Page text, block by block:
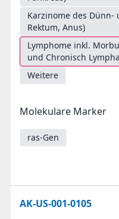
Karzinome des Dünn-
Rektum, Anus)
Lymphome inkl.
und Chronisch
Weitere
Molekulare Marker
ras-Gen
AK-US-001-0105